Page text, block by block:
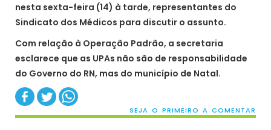
nesta sexta-feira (14) à tarde, representantes do
Sindicato dos Médicos para discutir o assunto.
Com relação à Operação Padrão, a secretaria
esclarece que as UPAs não são de responsabilidade
do Governo do RN, mas do município de Natal.
SEJA O PRIMEIRO A COMENTAR